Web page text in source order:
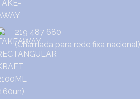
219 487 680
(Chamada para rede fixa nacional)